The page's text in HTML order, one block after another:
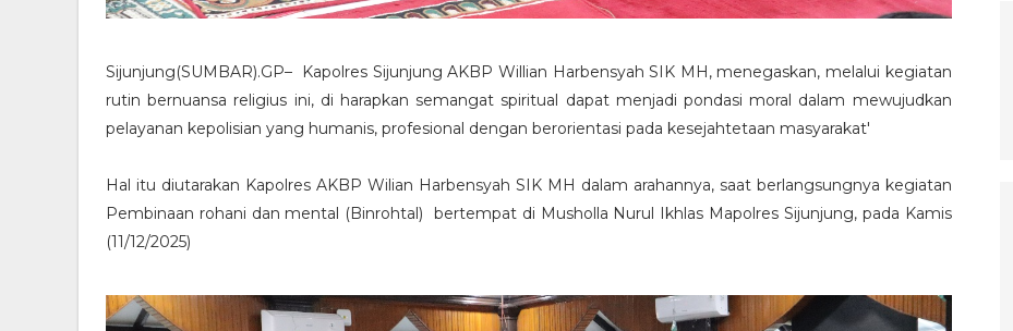
Sijunjung(SUMBAR).GP– Kapolres Sijunjung AKBP Willian Harbensyah SIK MH, menegaskan, melalui kegiatan
rutin bernuansa religius ini, di harapkan semangat spiritual dapat menjadi pondasi moral dalam mewujudkan
pelayanan kepolisian yang humanis, profesional dengan berorientasi pada kesejahtetaan masyarakat'
Hal itu diutarakan Kapolres AKBP Wilian Harbensyah SIK MH dalam arahannya, saat berlangsungnya kegiatan
Pembinaan rohani dan mental (Binrohtal) bertempat di Musholla Nurul Ikhlas Mapolres Sijunjung, pada Kamis
(11/12/2025)